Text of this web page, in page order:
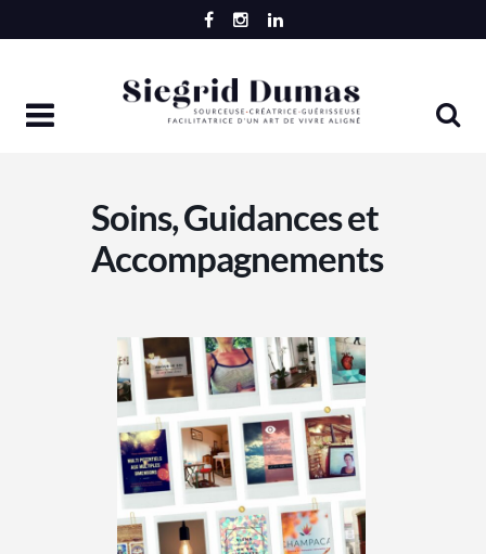
to
Soins, Guidances et
Accompagnements